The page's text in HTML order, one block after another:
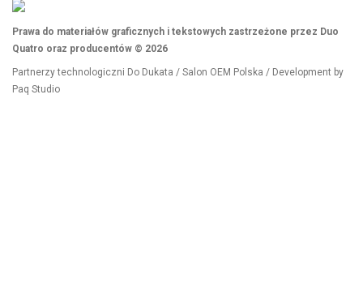
Prawa do materiałów graficznych i tekstowych zastrzeżone przez Duo
Quatro oraz producentów © 2026
Partnerzy technologiczni Do Dukata / Salon OEM Polska / Development by
Paq Studio